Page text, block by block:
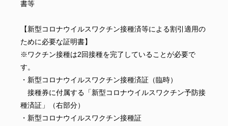
書等
【新型コロナウイルスワクチン接種済等による割引適用の
ために必要な証明書】
※ワクチン接種は2回接種を完了していることが必要で
す。
・新型コロナウイルスワクチン接種済証（臨時）
接種券に付属する「新型コロナウイルスワクチン予防接
種済証」（右部分）
・新型コロナウイルスワクチン接種証